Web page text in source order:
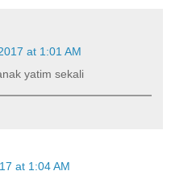
at 1:01 AM
yatim sekali
at 1:04 AM